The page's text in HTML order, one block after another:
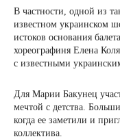
В частности, одной из
известном украинском
истоков основания
хореографиня Елена
с известными
Для Марии Бакунец
мечтой с детства.
когда ее заметили и
коллектива.